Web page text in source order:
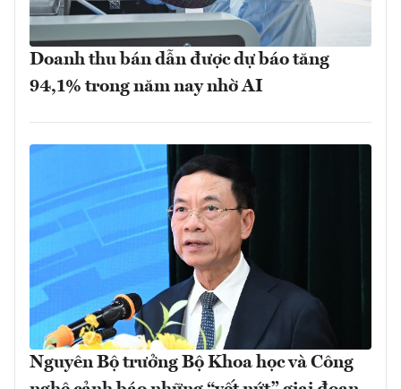
Doanh thu bán dẫn được dự báo tăng
94,1% trong năm nay nhờ AI
Nguyên Bộ trưởng Bộ Khoa học và Công